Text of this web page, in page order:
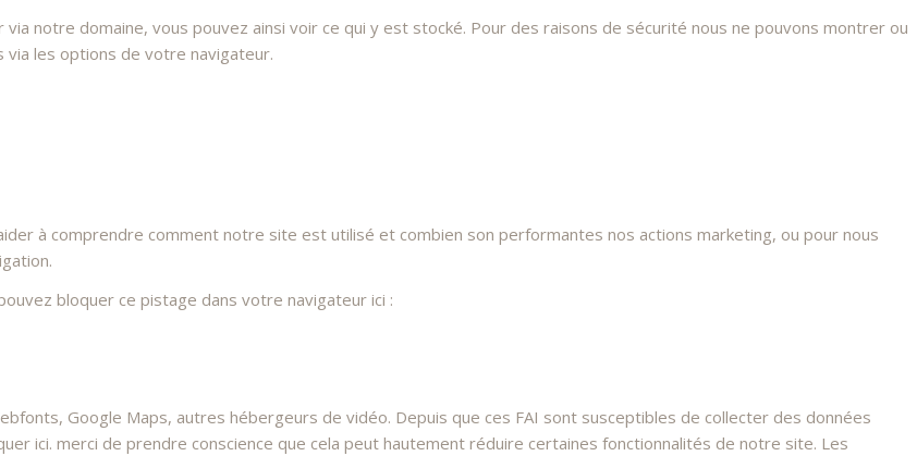
notre domaine, vous pouvez ainsi voir ce qui y est stocké. Pour des raisons de sécurité nous ne pouvons montrer ou
via les options de votre navigateur.
à comprendre comment notre site est utilisé et combien son performantes nos actions marketing, ou pour nous
bloquer ce pistage dans votre navigateur ici :
Google Maps, autres hébergeurs de vidéo. Depuis que ces FAI sont susceptibles de collecter des données
ici. merci de prendre conscience que cela peut hautement réduire certaines fonctionnalités de notre site. Les